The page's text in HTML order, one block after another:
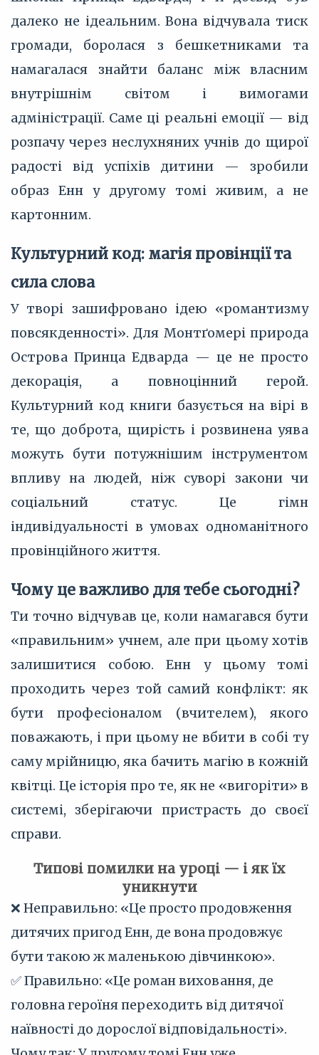
далеко не ідеальним. Вона відчувала тиск
громади, боролася з бешкетниками та
намагалася знайти баланс між власним
внутрішнім світом і вимогами
адміністрації. Саме ці реальні емоції — від
розпачу через неслухняних учнів до щирої
радості від успіхів дитини — зробили
образ Енн у другому томі живим, а не
картонним.
Культурний код: магія провінції та
сила слова
У творі зашифровано ідею «романтизму
повсякденності». Для Монтґомері природа
Острова Принца Едварда — це не просто
декорація, а повноцінний герой.
Культурний код книги базується на вірі в
те, що доброта, щирість і розвинена уява
можуть бути потужнішим інструментом
впливу на людей, ніж суворі закони чи
соціальний статус. Це гімн
індивідуальності в умовах одноманітного
провінційного життя.
Чому це важливо для тебе сьогодні?
Ти точно відчував це, коли намагався бути
«правильним» учнем, але при цьому хотів
залишитися собою. Енн у цьому томі
проходить через той самий конфлікт: як
бути професіоналом (вчителем), якого
поважають, і при цьому не вбити в собі ту
саму мрійницю, яка бачить магію в кожній
квітці. Це історія про те, як не «вигоріти» в
системі, зберігаючи пристрасть до своєї
справи.
Типові помилки на уроці — і як їх
уникнути
❌ Неправильно: «Це просто продовження
дитячих пригод Енн, де вона продовжує
бути такою ж маленькою дівчинкою».
✅ Правильно: «Це роман виховання, де
головна героїня переходить від дитячої
наївності до дорослої відповідальності».